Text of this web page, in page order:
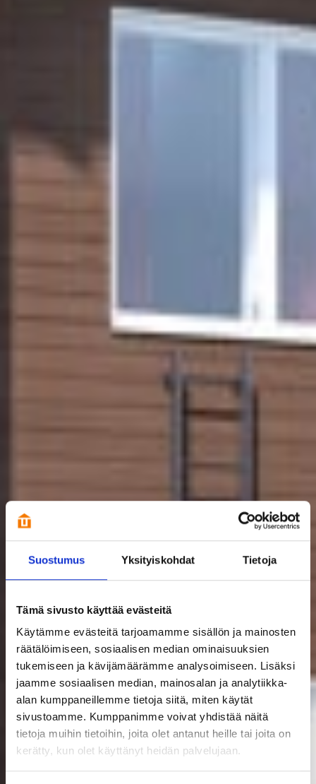
Suostumus Yksityiskohdat Tietoja
Tämä sivusto käyttää evästeitä
Käytämme evästeitä tarjoamamme sisällön ja mainosten
räätälöimiseen, sosiaalisen median ominaisuuksien
tukemiseen ja kävijämäärämme analysoimiseen. Lisäksi
jaamme sosiaalisen median, mainosalan ja analytiikka-
alan kumppaneillemme tietoja siitä, miten käytät
sivustoamme. Kumppanimme voivat yhdistää näitä
tietoja muihin tietoihin, joita olet antanut heille tai joita on
kerätty, kun olet käyttänyt heidän palvelujaan.